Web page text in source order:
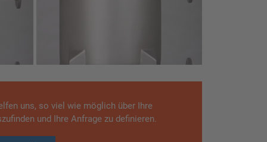
uns, so viel wie möglich über Ihre
und Ihre Anfrage zu definieren.